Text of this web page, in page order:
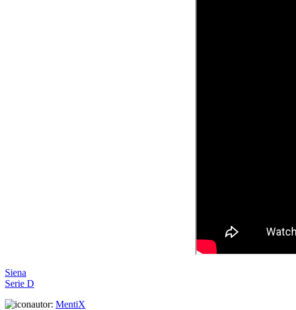
Siena
Serie D
autor: MentiX